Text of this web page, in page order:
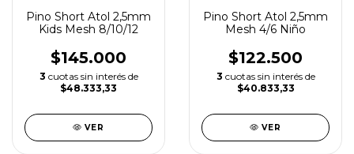
Pino Short Atol 2,5mm
Kids Mesh 8/10/12
$145.000
3 cuotas sin interés de
$48.333,33
VER
Pino Short Atol 2,5mm
Mesh 4/6 Niño
$122.500
3 cuotas sin interés de
$40.833,33
VER